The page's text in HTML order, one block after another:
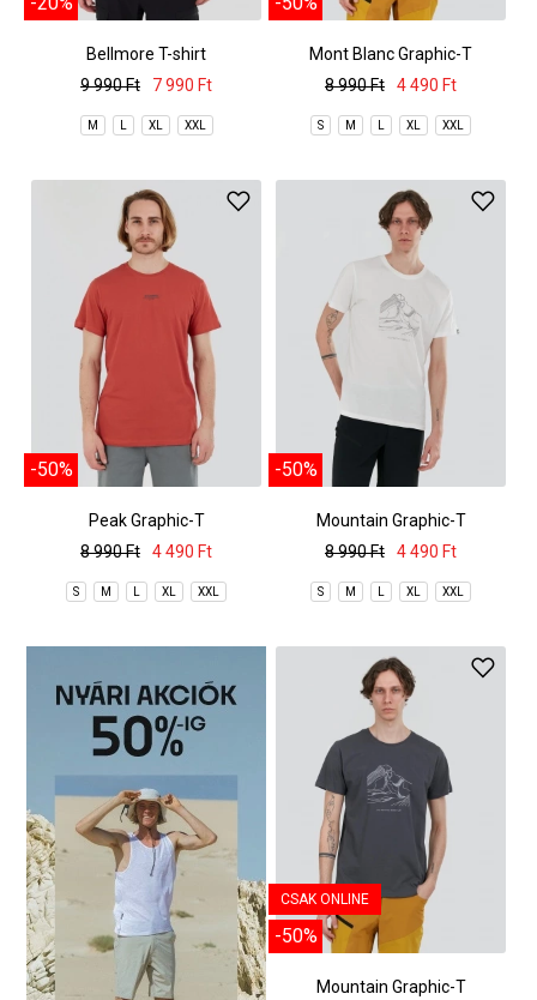
Bellmore T-shirt
9 990 Ft
7 990 Ft
M L XL XXL
Mont Blanc Graphic-T
8 990 Ft
4 490 Ft
S M L XL XXL
-50%
Peak Graphic-T
8 990 Ft
4 490 Ft
S M L XL XXL
-50%
Mountain Graphic-T
8 990 Ft
4 490 Ft
S M L XL XXL
CSAK ONLINE
-50%
Mountain Graphic-T